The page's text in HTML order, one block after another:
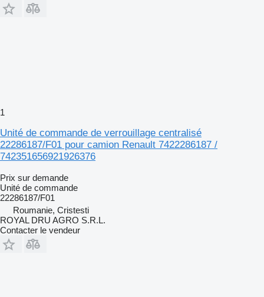
1
Unité de commande de verrouillage centralisé
22286187/F01 pour camion Renault 7422286187 /
742351656921926376
Prix sur demande
Unité de commande
22286187/F01
Roumanie, Cristesti
ROYAL DRU AGRO S.R.L.
Contacter le vendeur